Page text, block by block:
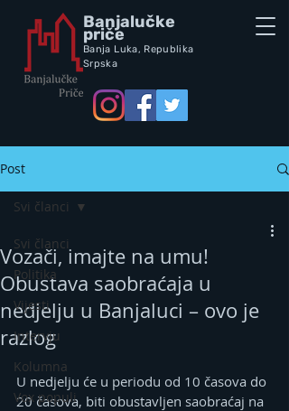
Banjalučke
priče
Banja Luka, Republika
Srpska
Post
Svi članci
Politika
Vijesti
Intervju
Kolumna
Vox populi
Svi članci
Vozači, imajte na umu!
Obustava saobraćaja u
nedjelju u Banjaluci – ovo je
razlog
U nedjelju će u periodu od 10 časova do
20 časova, biti obustavljen saobraćaj na